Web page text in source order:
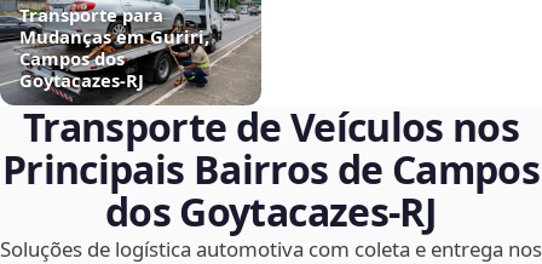
Transporte para
Mudanças em Guriri,
Campos dos
Goytacazes‑RJ
Transporte de Veículos nos
Principais Bairros de Campos
dos Goytacazes‑RJ
Soluções de logística automotiva com coleta e entrega nos